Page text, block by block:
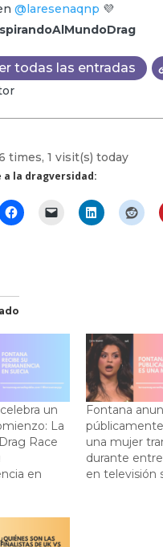
@laresenaqnp 💜
todas las entradas
times, 1 visit(s) today
a la dragversidad:
un
La
Race
en
Fontana
una mujer
durante
en televisión